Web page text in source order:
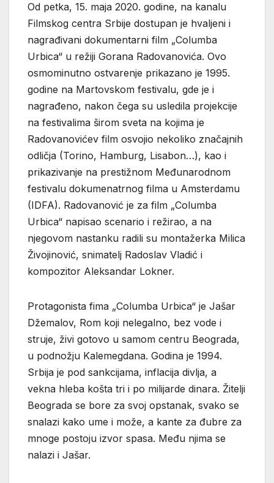
Od petka, 15. maja 2020. godine, na kanalu
Filmskog centra Srbije dostupan je hvaljeni i
nagrađivani dokumentarni film „Columba
Urbica“ u režiji Gorana Radovanovića. Ovo
osmominutno ostvarenje prikazano je 1995.
godine na Martovskom festivalu, gde je i
nagrađeno, nakon čega su usledila projekcije
na festivalima širom sveta na kojima je
Radovanovićev film osvojio nekoliko značajnih
odličja (Torino, Hamburg, Lisabon…), kao i
prikazivanje na prestižnom Međunarodnom
festivalu dokumenatrnog filma u Amsterdamu
(IDFA). Radovanović je za film „Columba
Urbica“ napisao scenario i režirao, a na
njegovom nastanku radili su montažerka Milica
Živojinović, snimatelj Radoslav Vladić i
kompozitor Aleksandar Lokner.
Protagonista fima „Columba Urbica“ je Jašar
Džemalov, Rom koji nelegalno, bez vode i
struje, živi gotovo u samom centru Beograda,
u podnožju Kalemegdana. Godina je 1994.
Srbija je pod sankcijama, inflacija divlja, a
vekna hleba košta tri i po milijarde dinara. Žitelji
Beograda se bore za svoj opstanak, svako se
snalazi kako ume i može, a kante za đubre za
mnoge postoju izvor spasa. Među njima se
nalazi i Jašar.